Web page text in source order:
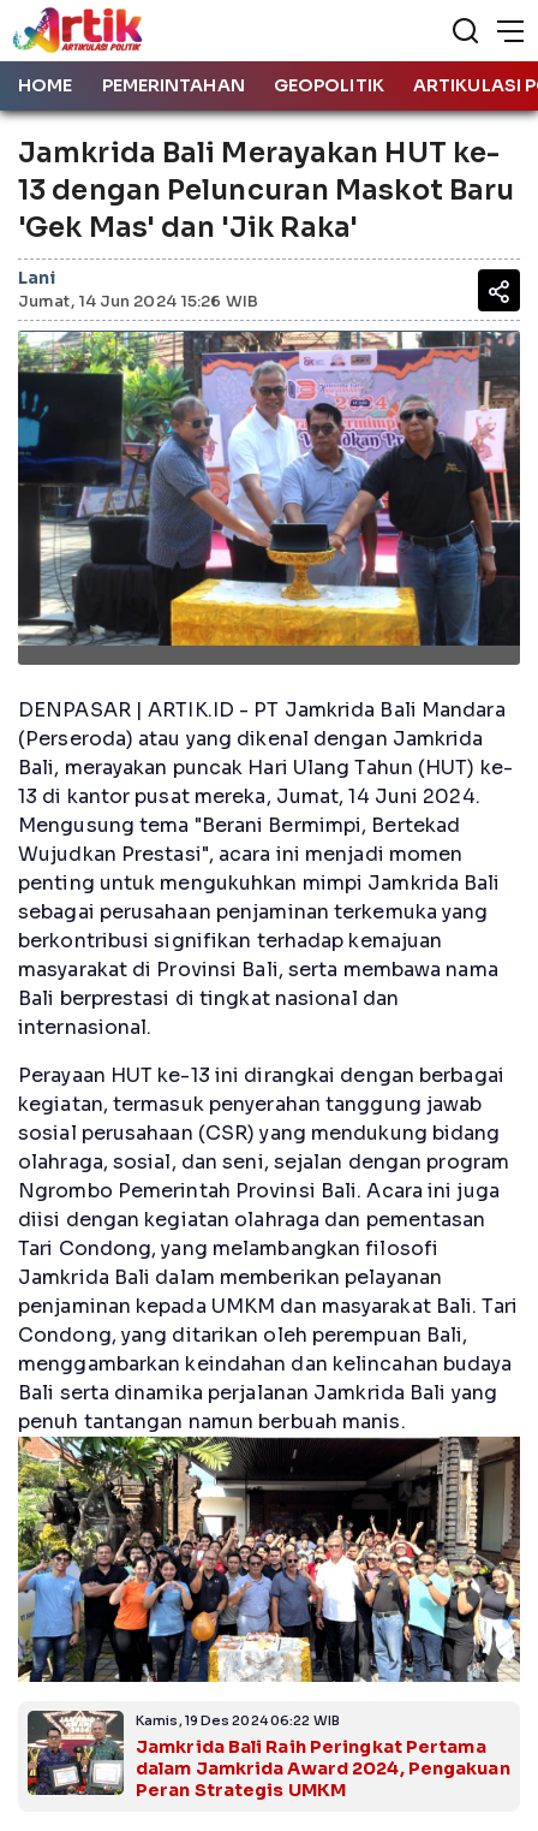
HOME PEMERINTAHAN GEOPOLITIK ARTIKULASI
Jamkrida Bali Merayakan HUT ke-
13 dengan Peluncuran Maskot Baru
'Gek Mas' dan 'Jik Raka'
Lani
Jumat, 14 Jun 2024 15:26 WIB
DENPASAR | ARTIK.ID - PT Jamkrida Bali Mandara
(Perseroda) atau yang dikenal dengan Jamkrida
Bali, merayakan puncak Hari Ulang Tahun (HUT) ke-
13 di kantor pusat mereka, Jumat, 14 Juni 2024.
Mengusung tema "Berani Bermimpi, Bertekad
Wujudkan Prestasi", acara ini menjadi momen
penting untuk mengukuhkan mimpi Jamkrida Bali
sebagai perusahaan penjaminan terkemuka yang
berkontribusi signifikan terhadap kemajuan
masyarakat di Provinsi Bali, serta membawa nama
Bali berprestasi di tingkat nasional dan
internasional.
Perayaan HUT ke-13 ini dirangkai dengan berbagai
kegiatan, termasuk penyerahan tanggung jawab
sosial perusahaan (CSR) yang mendukung bidang
olahraga, sosial, dan seni, sejalan dengan program
Ngrombo Pemerintah Provinsi Bali. Acara ini juga
diisi dengan kegiatan olahraga dan pementasan
Tari Condong, yang melambangkan filosofi
Jamkrida Bali dalam memberikan pelayanan
penjaminan kepada UMKM dan masyarakat Bali. Tari
Condong, yang ditarikan oleh perempuan Bali,
menggambarkan keindahan dan kelincahan budaya
Bali serta dinamika perjalanan Jamkrida Bali yang
penuh tantangan namun berbuah manis.
Kamis, 19 Des 2024 06:22 WIB
Jamkrida Bali Raih Peringkat Pertama
dalam Jamkrida Award 2024, Pengakuan
Peran Strategis UMKM